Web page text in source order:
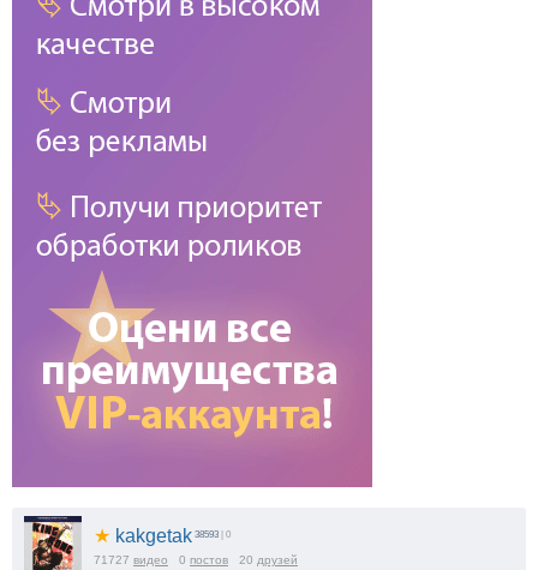
★ kakgetak 38593 | 0
71727 видео 0 постов 20 друзей